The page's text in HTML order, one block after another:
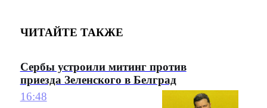
ЧИТАЙТЕ ТАКЖЕ
Сербы устроили митинг против
приезда Зеленского в Белград
16:48